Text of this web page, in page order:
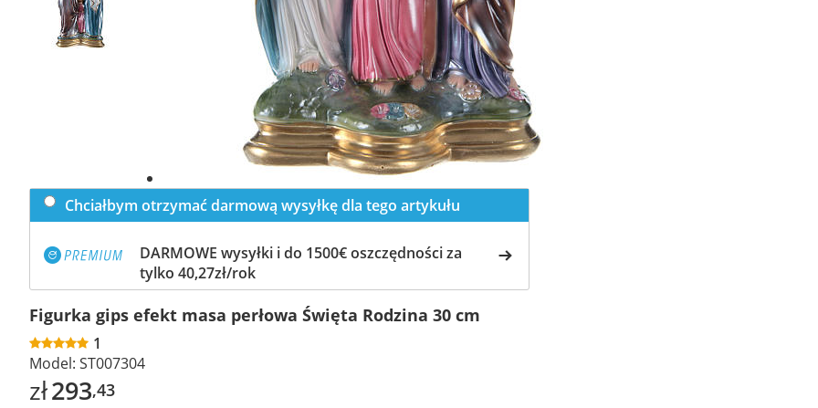
Chciałbym otrzymać darmową wysyłkę dla tego artykułu
DARMOWE wysyłki i do 1500€ oszczędności za
tylko 40,27zł/rok
Figurka gips efekt masa perłowa Święta Rodzina 30 cm
1
Model: ST007304
zł293,43